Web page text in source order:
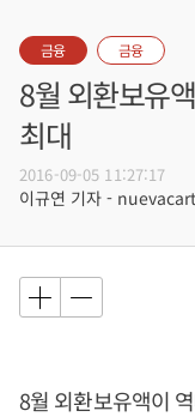
금융 금융
8월 외환보유
최대
2016-09-05 11:27:17
이규연 기자 -
8월 외환보유액이